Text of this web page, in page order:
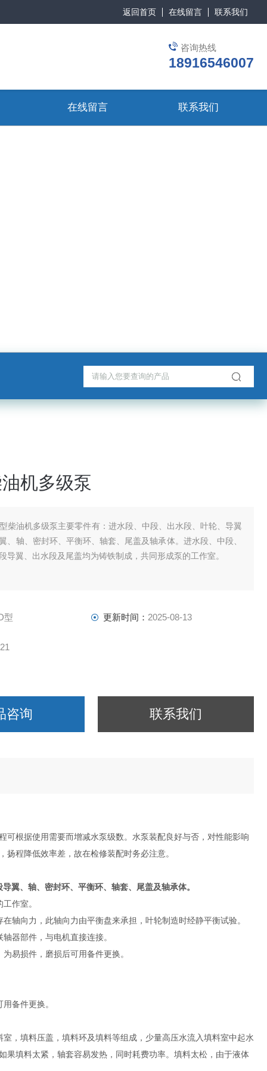
返回首页 在线留言 联系我们
咨询热线
18916546007
在线留言 联系我们
机多级泵
柴油机多级泵主要零件有：进水段、中段、出水段、叶轮、导翼
、轴、密封环、平衡环、轴套、尾盖及轴承体。进水段、中段、
导翼、出水段及尾盖均为铸铁制成，共同形成泵的工作室。
型 更新时间： 2025-08-13
咨询 联系我们
根据使用需要而增减水泵级数。水泵装配良好与否，对性能影响
程降低效率差，故在检修装配时务必注意。
翼、轴、密封环、平衡环、轴套、尾盖及轴承体。
作室。
向力，此轴向力由平衡盘来承担，叶轮制造时经静平衡试验。
器部件，与电机直接连接。
损件，磨损后可用备件更换。
备件更换。
填料压盖，填料环及填料等组成，少量高压水流入填料室中起水
填料太紧，轴套容易发热，同时耗费功率。填料太松，由于液体